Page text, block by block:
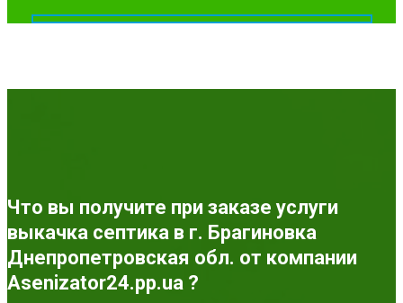
Что вы получите при заказе услуги
выкачка септика в г. Брагиновка
Днепропетровская обл. от компании
Asenizator24.pp.ua ?